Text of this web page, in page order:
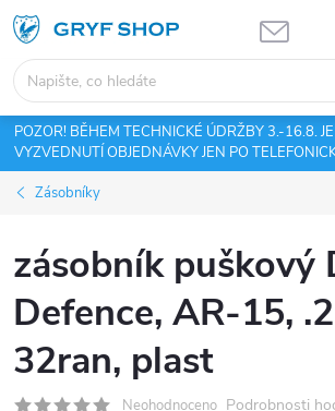
Přejít
na
obsah
POZOR! BĚHEM TECHNICKÉ ÚDRŽBY 3.-16.8.
VYZVEDNUTÍ OBJEDNÁVKY JEN PO
Zásobníky
zásobník puškový
Defence, AR-15,
32ran, plast
Neohodnoceno Podrobnosti